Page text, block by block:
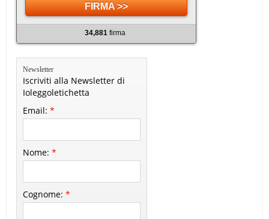
FIRMA >>
34,881firma
Newsletter
Iscriviti alla Newsletter di
Ioleggoletichetta
Email:*
Nome:*
Cognome:*